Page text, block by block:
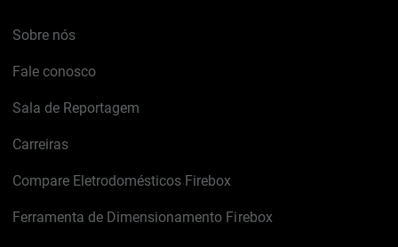
Sobre nós
Fale conosco
Sala de Reportagem
Carreiras
Compare Eletrodomésticos Firebox
Ferramenta de Dimensionamento Firebox